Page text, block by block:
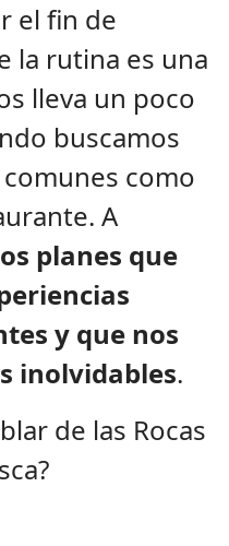
el fin de
la rutina es una
lleva un poco
buscamos
como
A
planes que
y que nos
inolvidables.
de las Rocas